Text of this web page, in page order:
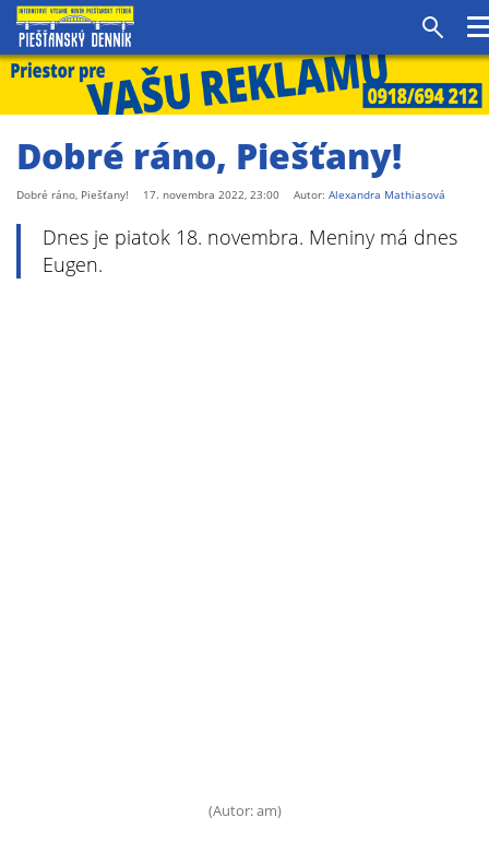
Dobré ráno, Piešťany!
Dobré ráno, Piešťany! 17. novembra 2022, 23:00 Autor: Alexandra Mathiasová
Dnes je piatok 18. novembra. Meniny má dnes
Eugen.
(Autor: am)